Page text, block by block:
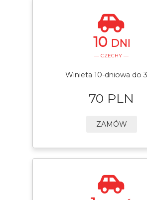
10 DNI
— CZECHY —
Winieta 10-dniowa do
70 PLN
ZAMÓW